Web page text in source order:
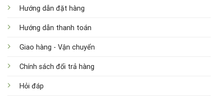
Hướng dẫn đặt hàng
Hướng dẫn thanh toán
Giao hàng - Vận chuyển
Chính sách đổi trả hàng
Hỏi đáp